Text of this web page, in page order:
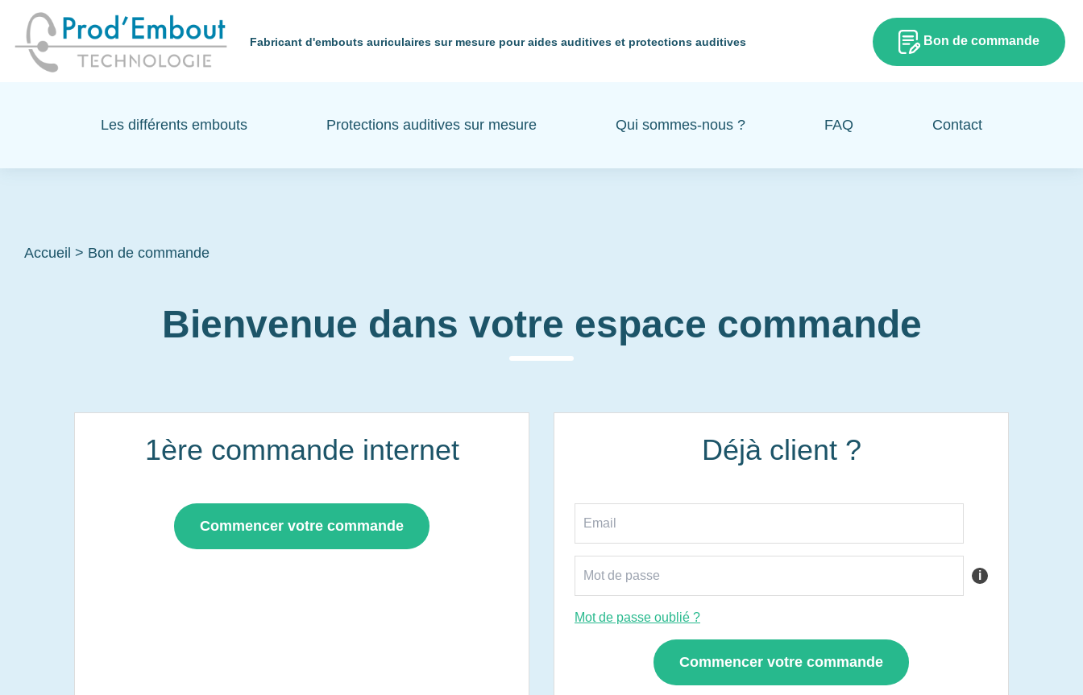
Fabricant d'embouts auriculaires sur mesure pour aides auditives et protections auditives Bon de commande
Les différents embouts Protections auditives sur mesure Qui sommes-nous ? FAQ Contact
Accueil > Bon de commande
Bienvenue dans votre espace commande
1ère commande internet
Commencer votre commande
Déjà client ?
i
Mot de passe oublié ?